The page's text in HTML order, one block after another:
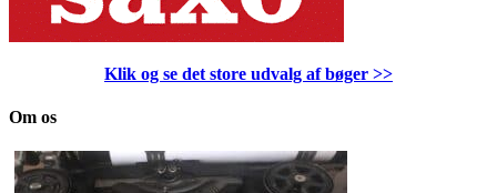
Klik og se det store udvalg af bøger >>
Om os